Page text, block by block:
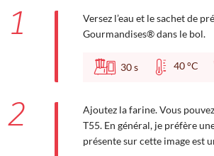
1
Versez l’eau et le sachet de
Gourmandises® dans le bol.
30s 40 °C
2
Ajoutez la farine. Vous
T55. En général, je préfère
présente sur cette image est